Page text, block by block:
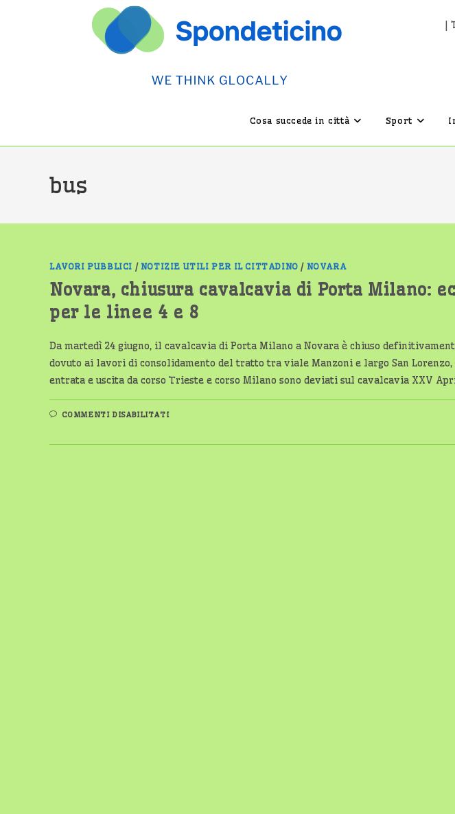
|
Cosa succede in città Sport
bus
LAVORI PUBBLICI / NOTIZIE UTILI PER IL CITTADINO / NOVARA
Novara, chiusura cavalcavia di Porta Milano:
per le linee 4 e 8
Da martedì 24 giugno, il cavalcavia di Porta Milano a Novara è chiuso
dovuto ai lavori di consolidamento del tratto tra viale Manzoni e largo San Lorenzo,
entrata e uscita da corso Trieste e corso Milano sono deviati sul cavalcavia XXV
COMMENTI DISABILITATISU